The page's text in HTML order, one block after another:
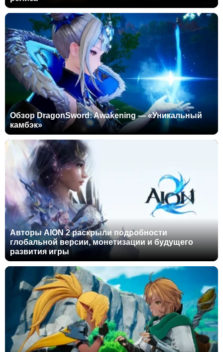
Обзор DragonSword: Awakening — «Уникальный
камбэк»
Авторы AION 2 раскрыли подробности
глобальной версии, монетизации и будущего
развития игры